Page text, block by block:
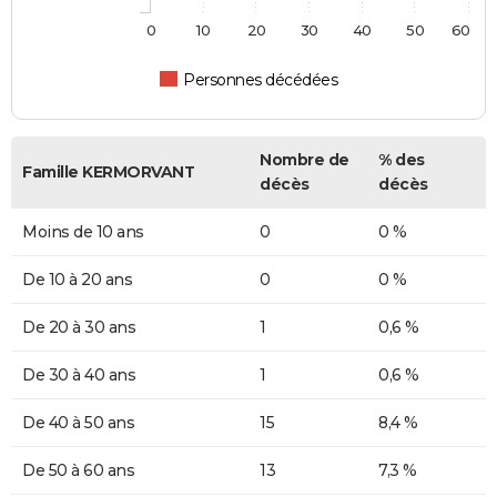
Personnes décédées
0 10 20 30 40 50 60
Famille KERMORVANT
Nombre de
décès
% des
décès
Moins de 10 ans 0 0 %
De 10 à 20 ans 0 0 %
De 20 à 30 ans 1 0,6 %
De 30 à 40 ans 1 0,6 %
De 40 à 50 ans 15 8,4 %
De 50 à 60 ans 13 7,3 %